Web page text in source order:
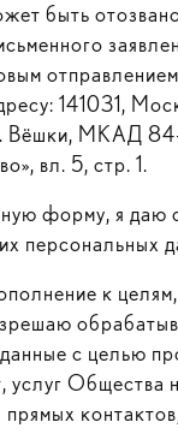
быть
141031,
Вёшки, МКАД
вл. 5, стр. 1.
форму, я даю
персональных
к
с целью
услуг Общества
прямых